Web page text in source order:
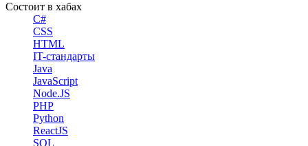
Состоит в хабах
C#
CSS
HTML
IT-стандарты
Java
JavaScript
Node.JS
PHP
Python
ReactJS
SQL